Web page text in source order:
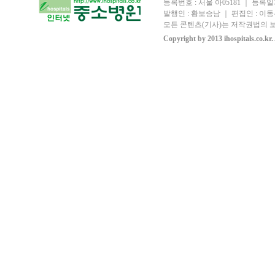
등록번호 : 서울 아05181 ｜ 등록
발행인 : 황보승남 ｜ 편집인 : 이
모든 콘텐츠(기사)는 저작권법의
Copyright by 2013 ihospitals.co.kr.